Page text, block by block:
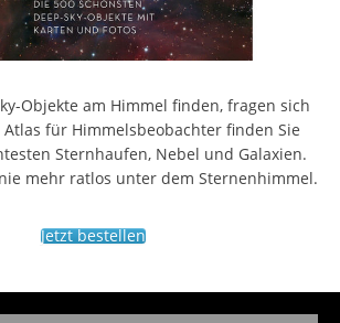
Objekte am Himmel finden, fragen sich
für Himmelsbeobachter finden Sie
Sternhaufen, Nebel und Galaxien.
mehr ratlos unter dem Sternenhimmel.
Jetzt bestellen